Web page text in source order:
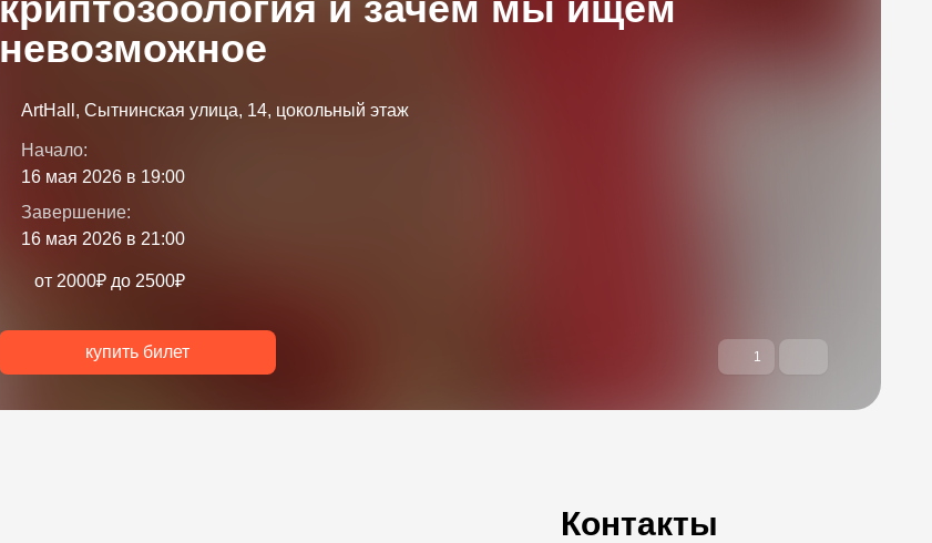
невозможное
купить билет 1
ArtHall, Сытнинская улица, 14, цокольный этаж
Начало:
16 мая 2026 в 19:00
Завершение:
16 мая 2026 в 21:00
от 2000₽ до 2500₽
Контакты